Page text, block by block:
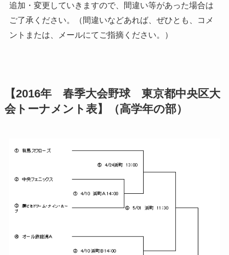
追加・変更していきますので、間違い等があった場合は
ご了承ください。（間違いなどあれば、ぜひとも、コメ
ントまたは、メールにてご指摘ください。）
【2016年 春季大会野球 東京都中央区大
会トーナメント表】（高学年の部）